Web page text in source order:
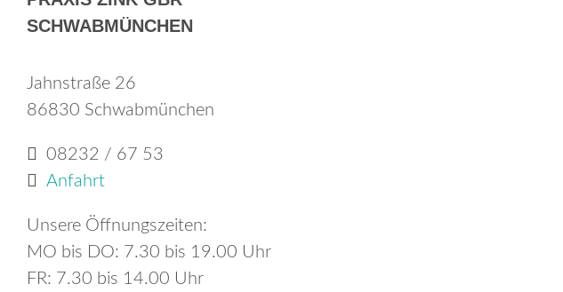
SCHWAB­MÜN­CHEN
Jahn­stra­ße 26
86830 Schwabmünchen
08232 / 67 53
An­fahrt
Un­se­re Öff­nungs­zei­ten:
MO bis DO: 7.30 bis 19.00 Uhr
FR: 7.30 bis 14.00 Uhr